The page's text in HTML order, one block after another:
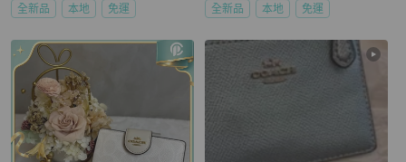
全新品 本地 免運 全新品 本地 免運